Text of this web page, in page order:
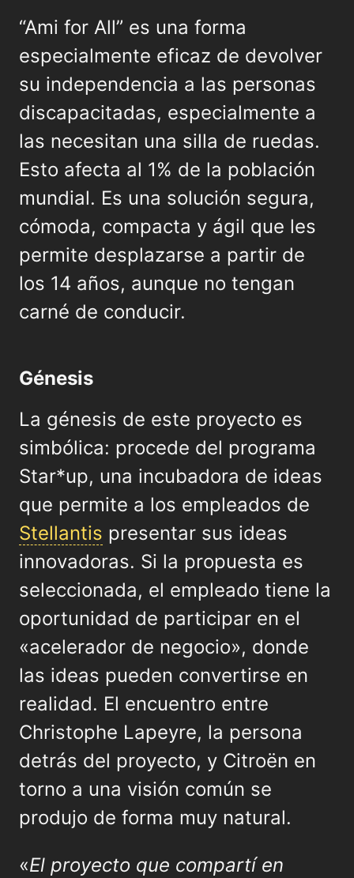
“Ami for All” es una forma
especialmente eficaz de devolver
su independencia a las personas
discapacitadas, especialmente a
las necesitan una silla de ruedas.
Esto afecta al 1% de la población
mundial. Es una solución segura,
cómoda, compacta y ágil que les
permite desplazarse a partir de
los 14 años, aunque no tengan
carné de conducir.
Génesis
La génesis de este proyecto es
simbólica: procede del programa
Star*up, una incubadora de ideas
que permite a los empleados de
Stellantis presentar sus ideas
innovadoras. Si la propuesta es
seleccionada, el empleado tiene la
oportunidad de participar en el
«acelerador de negocio», donde
las ideas pueden convertirse en
realidad. El encuentro entre
Christophe Lapeyre, la persona
detrás del proyecto, y Citroën en
torno a una visión común se
produjo de forma muy natural.
«El proyecto que compartí en